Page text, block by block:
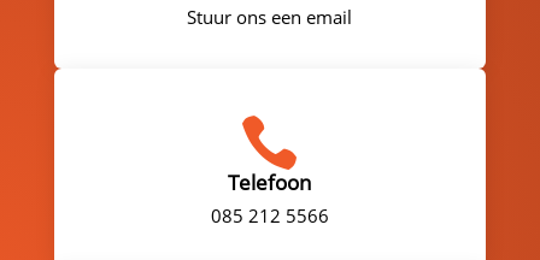
Stuur ons een email

Telefoon
085 212 5566